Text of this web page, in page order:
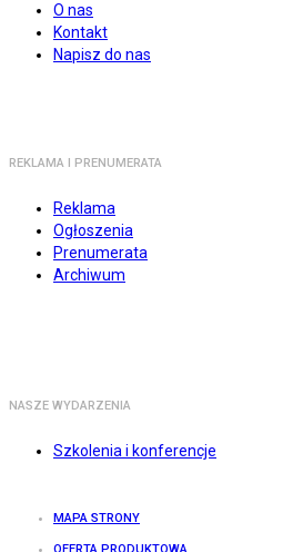
O nas
Kontakt
Napisz do nas
REKLAMA I PRENUMERATA
Reklama
Ogłoszenia
Prenumerata
Archiwum
NASZE WYDARZENIA
Szkolenia i konferencje
MAPA STRONY